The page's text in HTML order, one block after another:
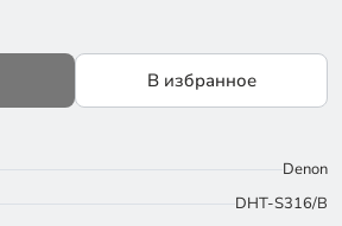
В избранное
Denon
DHT-S316/B